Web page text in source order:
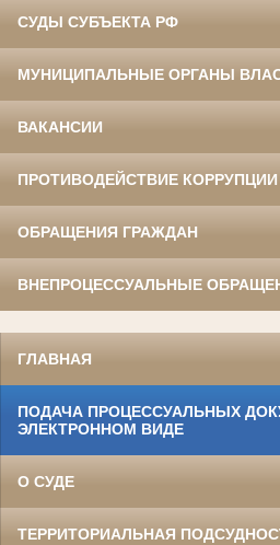
СУДЫ СУБЪЕКТА РФ
МУНИЦИПАЛЬНЫЕ ОРГАНЫ
ВАКАНСИИ
ПРОТИВОДЕЙСТВИЕ КОРРУПЦИИ
ОБРАЩЕНИЯ ГРАЖДАН
ВНЕПРОЦЕССУАЛЬНЫЕ
ГЛАВНАЯ
ПОДАЧА ПРОЦЕССУАЛЬНЫХ
ЭЛЕКТРОННОМ ВИДЕ
О СУДЕ
ТЕРРИТОРИАЛЬНАЯ